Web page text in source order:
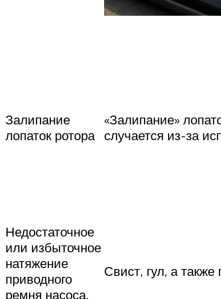
Залипание
лопаток ротора
«Залипание»
случается из-за
Недостаточное
или избыточное
натяжение
приводного
ремня насоса,
Свист, гул, а